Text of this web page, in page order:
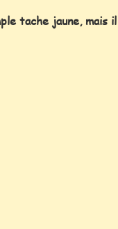
tache jaune, mais